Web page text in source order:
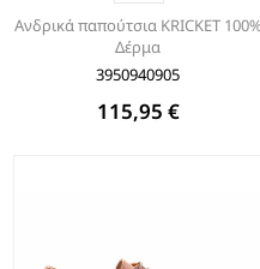
Ανδρικά παπούτσια KRICKET 100%
Δέρμα
3950940905
115,95 €